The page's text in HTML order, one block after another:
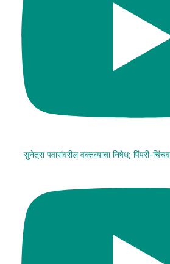
सुनेत्रा पवारांवरील वक्तव्याचा निषेध; पिंपरी-